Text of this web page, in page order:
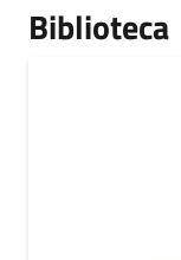
Biblioteca